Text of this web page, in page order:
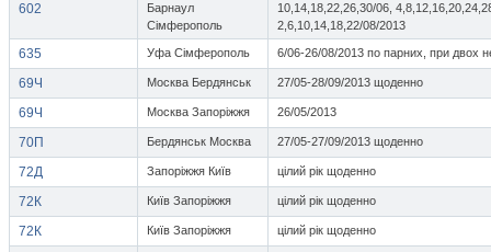
602
Барнаул
Сімферополь
10,14,18,22,26,30/06,
2,6,10,14,18,22/08/2013
635 Уфа Сімферополь 6/06-26/08/2013 по парних, при двох
69Ч Москва Бердянськ 27/05-28/09/2013 щоденно
69Ч Москва Запоріжжя 26/05/2013
70П Бердянськ Москва 27/05-27/09/2013 щоденно
72Д Запоріжжя Київ цілий рік щоденно
72К Київ Запоріжжя цілий рік щоденно
72К Київ Запоріжжя цілий рік щоденно